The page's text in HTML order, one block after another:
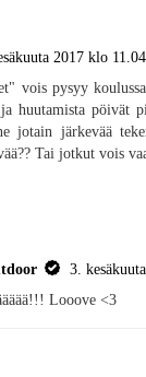
2017 klo 11.04
vois pysyy
huutamista pöivät
jotain järkevää
Tai jotkut vois
3.
Looove <3